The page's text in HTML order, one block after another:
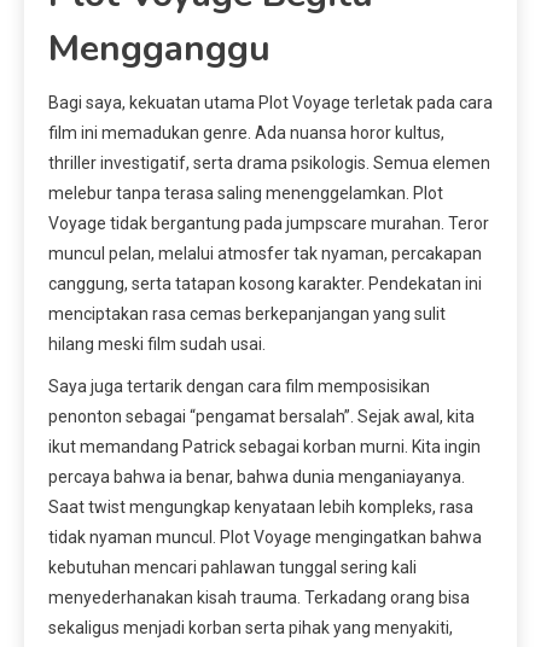
Mengganggu
Bagi saya, kekuatan utama Plot Voyage terletak pada cara
film ini memadukan genre. Ada nuansa horor kultus,
thriller investigatif, serta drama psikologis. Semua elemen
melebur tanpa terasa saling menenggelamkan. Plot
Voyage tidak bergantung pada jumpscare murahan. Teror
muncul pelan, melalui atmosfer tak nyaman, percakapan
canggung, serta tatapan kosong karakter. Pendekatan ini
menciptakan rasa cemas berkepanjangan yang sulit
hilang meski film sudah usai.
Saya juga tertarik dengan cara film memposisikan
penonton sebagai “pengamat bersalah”. Sejak awal, kita
ikut memandang Patrick sebagai korban murni. Kita ingin
percaya bahwa ia benar, bahwa dunia menganiayanya.
Saat twist mengungkap kenyataan lebih kompleks, rasa
tidak nyaman muncul. Plot Voyage mengingatkan bahwa
kebutuhan mencari pahlawan tunggal sering kali
menyederhanakan kisah trauma. Terkadang orang bisa
sekaligus menjadi korban serta pihak yang menyakiti,